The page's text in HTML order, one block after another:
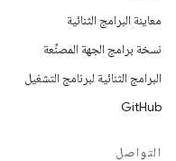
معاينة البرامج الثنائية
نسخة برامج الجهة المصنِّعة
البرامج الثنائية لبرنامج التشغيل
GitHub
التواصل